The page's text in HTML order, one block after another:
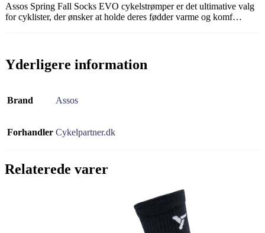
Assos Spring Fall Socks EVO cykelstrømper er det ultimative valg
for cyklister, der ønsker at holde deres fødder varme og komf…
Yderligere information
Brand Assos
Forhandler Cykelpartner.dk
Relaterede varer